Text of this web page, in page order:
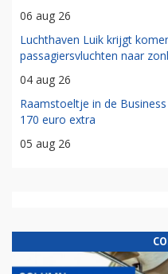
06 aug 26
Luchthaven Luik krijgt
passagiersvluchten naar
04 aug 26
Raamstoeltje in de
170 euro extra
05 aug 26